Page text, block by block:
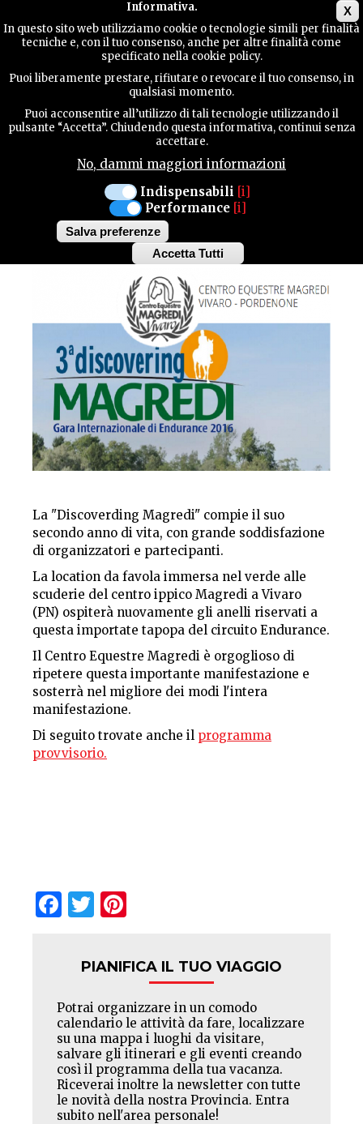
X
Informativa.
In questo sito web utilizziamo cookie o tecnologie simili per finalità
tecniche e, con il tuo consenso, anche per altre finalità come
specificato nella cookie policy.
Puoi liberamente prestare, rifiutare o revocare il tuo consenso, in
qualsiasi momento.
Puoi acconsentire all’utilizzo di tali tecnologie utilizzando il
pulsante “Accetta”. Chiudendo questa informativa, continui senza
accettare.
No, dammi maggiori informazioni
Indispensabili [i]
Performance [i]
Salva preferenze
Accetta Tutti
Withdraw
CONTATTI
MANIFESTAZIONI
VIVARO
DAL 18 MARZO AL 20 MARZO 2016
3° DISCOVERING
MAGREDI
La "Discoverding Magredi" compie il suo
secondo anno di vita, con grande soddisfazione
di organizzatori e partecipanti.
La location da favola immersa nel verde alle
scuderie del centro ippico Magredi a Vivaro
(PN) ospiterà nuovamente gli anelli riservati a
questa importate tapopa del circuito Endurance.
Il Centro Equestre Magredi è orgoglioso di
ripetere questa importante manifestazione e
sosterrà nel migliore dei modi l'intera
manifestazione.
Di seguito trovate anche il programma
provvisorio.
Facebook
Twitter
PIANIFICA IL TUO VIAGGIO
Potrai organizzare in un comodo
calendario le attività da fare, localizzare
su una mappa i luoghi da visitare,
salvare gli itinerari e gli eventi creando
così il programma della tua vacanza.
Riceverai inoltre la newsletter con tutte
le novità della nostra Provincia. Entra
subito nell'area personale!